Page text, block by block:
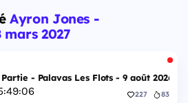
Ayron Jones -
2027
- Palavas Les Flots - 9 août 2026
:49:05 227 83